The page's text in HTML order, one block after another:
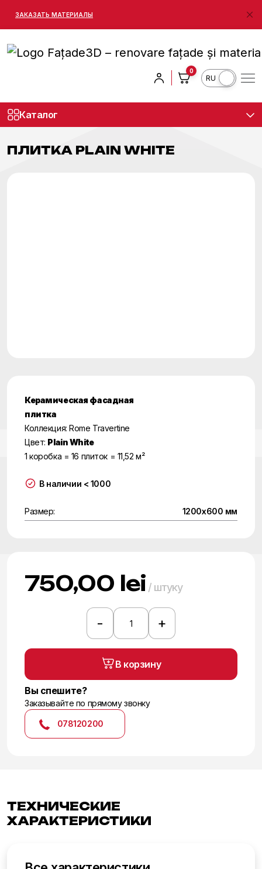
ЗАКАЗАТЬ МАТЕРИАЛЫ
Каталог
0
>
ПЛИТКА PLAIN WHITE
Керамическая фасадная
плитка
Коллекция: Rome Travertine
Цвет: Plain White
1 коробка = 16 плиток = 11,52 м²
В наличии < 1000
Размер: 1200x600 мм
750,00 lei / штуку
Количество
товара
White
- +
В корзину
Вы спешите?
Заказывайте по прямому звонку
078120200
ТЕХНИЧЕСКИЕ
ХАРАКТЕРИСТИКИ